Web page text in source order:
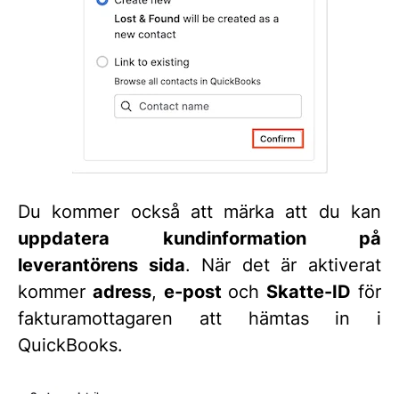
Du kommer också att märka att du kan
uppdatera kundinformation på
leverantörens sida. När det är aktiverat
kommer adress, e-postoch Skatte-ID för
fakturamottagaren att hämtas in i
QuickBooks.